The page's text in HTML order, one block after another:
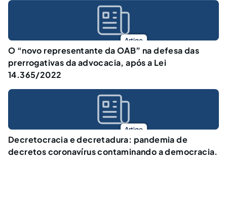
Artigo
O “novo representante da OAB” na defesa das
prerrogativas da advocacia, após a Lei
14.365/2022
Artigo
Decretocracia e decretadura: pandemia de
decretos coronavírus contaminando a democracia.